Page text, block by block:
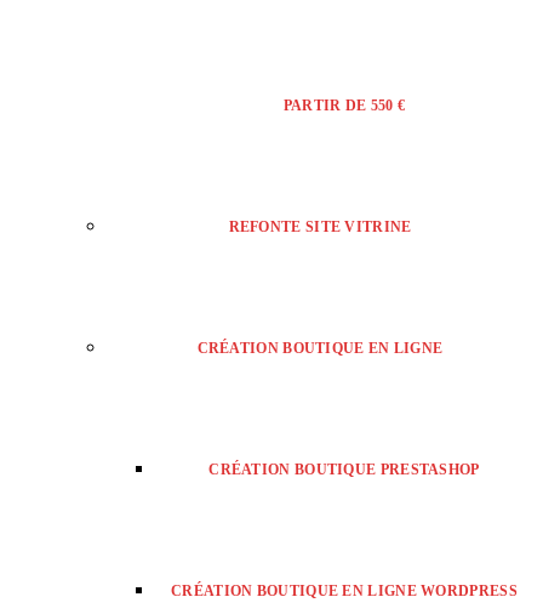
PARTIR DE 550 €
REFONTE SITE VITRINE
CRÉATION BOUTIQUE EN LIGNE
CRÉATION BOUTIQUE PRESTASHOP
CRÉATION BOUTIQUE EN LIGNE WORDPRESS